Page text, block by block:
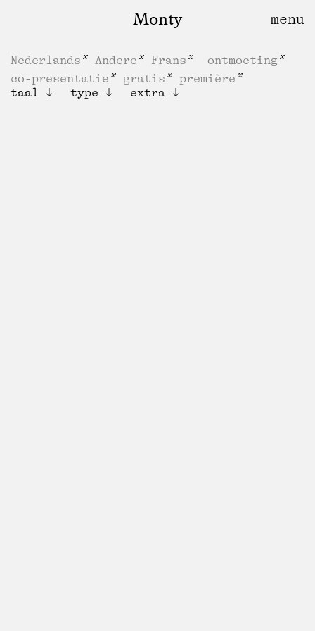
Monty
Nederlands Andere Frans
ontmoeting
co-presentatie
gratis
première
taal
type extra